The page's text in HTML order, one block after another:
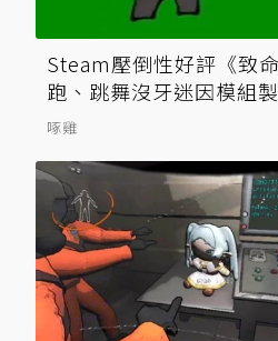
Steam壓倒性好評《致
跑、跳舞沒牙迷因模組
啄雞